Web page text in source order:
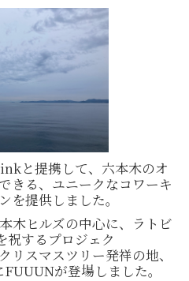
と提携して、六本木のオ
きる、ユニークなコワーキ
を提供しました。
木ヒルズの中心に、ラトビ
祝するプロジェク
スマスツリー発祥の地、
が登場しました。